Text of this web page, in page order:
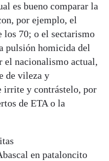
es bueno comparar la
por ejemplo, el
70; o el sectarismo
pulsión homicida del
el nacionalismo actual,
de vileza y
irrite y contrástelo, por
de ETA o la
en pataloncito